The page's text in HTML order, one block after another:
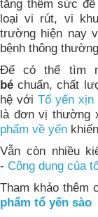
tăng thêm sức
loại vi rút, vi
trường hiện nay
bệnh thông
Để có thể tìm
bé chuẩn, chất
hệ với Tổ yến xịn
là đơn vị thường
phẩm về yến
Vẫn còn nhiều
- Công dụng của
Tham khảo thêm
phẩm tổ yến sào